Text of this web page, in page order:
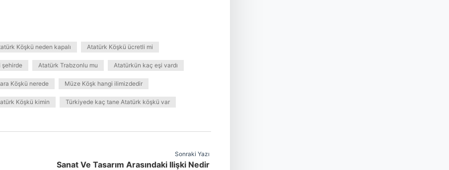
Köşkü neden kapalı Atatürk Köşkü ücretli mi
şehirde Atatürk Trabzonlu mu Atatürkün kaç eşi vardı
Köşkü nerede Müze Köşk hangi ilimizdedir
Köşkü kimin Türkiyede kaç tane Atatürk köşkü var
Sonraki Yazı
Sanat Ve Tasarım Arasındaki Ilişki Nedir